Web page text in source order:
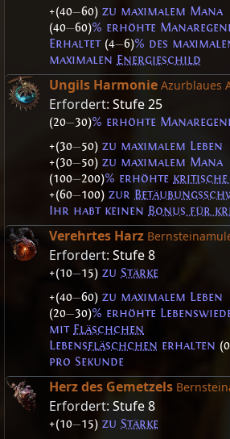
+(40—60) zu maximalem Mana
(40—60)% erhöhte
Erhaltet (4—6)% des
maximalen Energieschild
Ungils Harmonie Azurblaues
Erfordert: Stufe 25
(20—30)% erhöhte
+(30—50) zu maximalem Leben
+(30—50) zu maximalem Mana
(100—200)% erhöhte
+(60—100) zur
Ihr habt keinen Bonus für
Verehrtes Harz
Erfordert: Stufe 8
+(10—15) zu Stärke
+(40—60) zu maximalem Leben
(20—30)% erhöhte
mit Fläschchen
Lebensfläschchen erhalten
pro Sekunde
Herz des Gemetzels
Erfordert: Stufe 8
+(10—15) zu Stärke